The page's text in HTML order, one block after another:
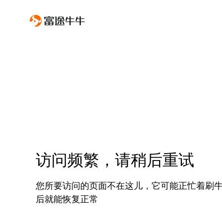
访问频繁，请稍后重试
您所要访问的页面不在这儿，它可能正忙着刷
后就能恢复正常